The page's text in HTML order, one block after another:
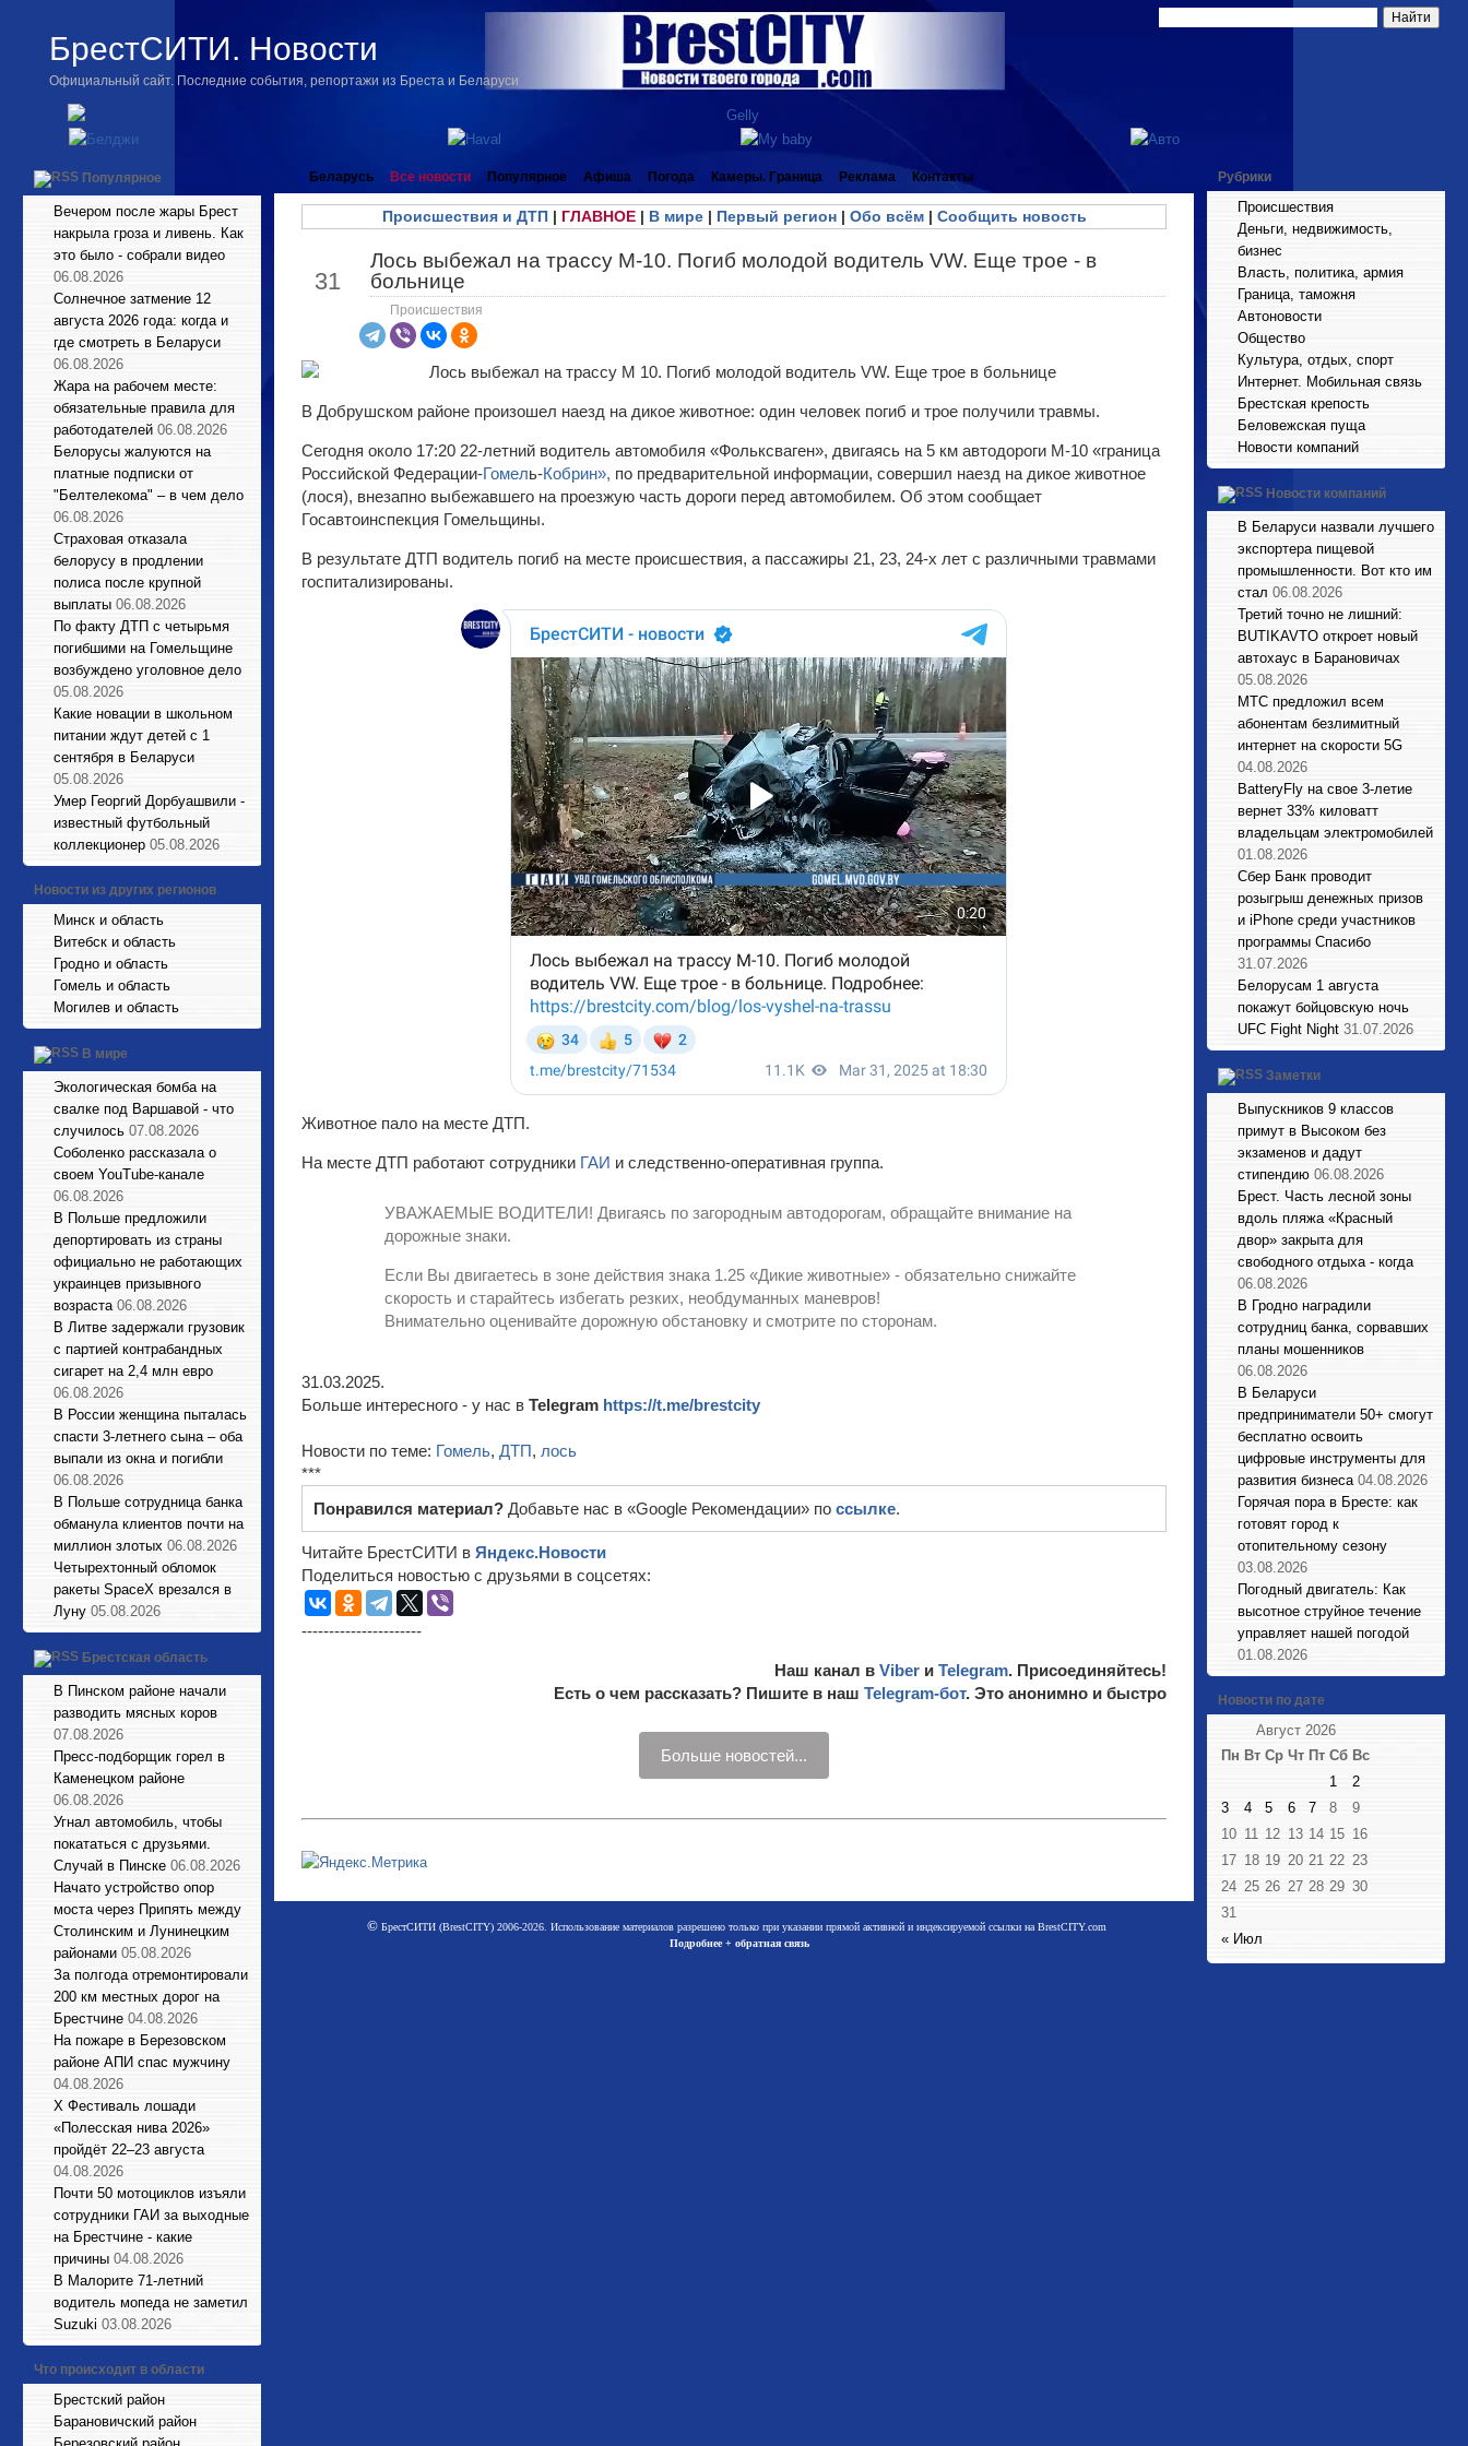
БрестСИТИ. Новости
Официальный сайт. Последние события, репортажи из Бреста и Беларуси
Популярное
Вечером после жары Брест
накрыла гроза и ливень. Как
это было - собрали видео
06.08.2026
Солнечное затмение 12
августа 2026 года: когда и
где смотреть в Беларуси
06.08.2026
Жара на рабочем месте:
обязательные правила для
работодателей 06.08.2026
Белорусы жалуются на
платные подписки от
"Белтелекома" – в чем дело
06.08.2026
Страховая отказала
белорусу в продлении
полиса после крупной
выплаты 06.08.2026
По факту ДТП с четырьмя
погибшими на Гомельщине
возбуждено уголовное дело
05.08.2026
Какие новации в школьном
питании ждут детей с 1
сентября в Беларуси
05.08.2026
Умер Георгий Дорбуашвили -
известный футбольный
коллекционер 05.08.2026
Новости из других регионов
Минск и область
Витебск и область
Гродно и область
Гомель и область
Могилев и область
В мире
Экологическая бомба на
свалке под Варшавой - что
случилось 07.08.2026
Соболенко рассказала о
своем YouTube-канале
06.08.2026
В Польше предложили
депортировать из страны
официально не работающих
украинцев призывного
возраста 06.08.2026
В Литве задержали грузовик
с партией контрабандных
сигарет на 2,4 млн евро
06.08.2026
В России женщина пыталась
спасти 3-летнего сына – оба
выпали из окна и погибли
06.08.2026
В Польше сотрудница банка
обманула клиентов почти на
миллион злотых 06.08.2026
Четырехтонный обломок
ракеты SpaceX врезался в
Луну 05.08.2026
Брестская область
В Пинском районе начали
разводить мясных коров
07.08.2026
Пресс-подборщик горел в
Каменецком районе
06.08.2026
Угнал автомобиль, чтобы
покататься с друзьями.
Случай в Пинске 06.08.2026
Начато устройство опор
моста через Припять между
Столинским и Лунинецким
районами 05.08.2026
За полгода отремонтировали
200 км местных дорог на
Брестчине 04.08.2026
На пожаре в Березовском
районе АПИ спас мужчину
04.08.2026
X Фестиваль лошади
«Полесская нива 2026»
пройдёт 22–23 августа
04.08.2026
Почти 50 мотоциклов изъяли
сотрудники ГАИ за выходные
на Брестчине - какие
причины 04.08.2026
В Малорите 71-летний
водитель мопеда не заметил
Suzuki 03.08.2026
Что происходит в области
Брестский район
Барановичский район
Беларусь Все новости Популярное Афиша Погода Камеры. Граница Реклама Контакты
Происшествия и ДТП| ГЛАВНОЕ| В мире| Первый регион| Обо всём| Сообщить новость
31
Лось выбежал на трассу М-10. Погиб молодой водитель VW. Еще трое - в
больнице
Происшествия
В Добрушском районе произошел наезд на дикое животное: один человек погиб и трое получили травмы.
Сегодня около 17:20 22-летний водитель автомобиля «Фольксваген», двигаясь на 5 км автодороги М-10 «граница
Российской Федерации-Гомель-Кобрин», по предварительной информации, совершил наезд на дикое животное
(лося), внезапно выбежавшего на проезжую часть дороги перед автомобилем. Об этом сообщает
Госавтоинспекция Гомельщины.
В результате ДТП водитель погиб на месте происшествия, а пассажиры 21, 23, 24-х лет с различными травмами
госпитализированы.
Животное пало на месте ДТП.
На месте ДТП работают сотрудники ГАИ и следственно-оперативная группа.
УВАЖАЕМЫЕ ВОДИТЕЛИ! Двигаясь по загородным автодорогам, обращайте внимание на
дорожные знаки.
Если Вы двигаетесь в зоне действия знака 1.25 «Дикие животные» - обязательно снижайте
скорость и старайтесь избегать резких, необдуманных маневров!
Внимательно оценивайте дорожную обстановку и смотрите по сторонам.
31.03.2025.
Больше интересного - у нас в Telegram https://t.me/brestcity
Новости по теме: Гомель, ДТП, лось
***
Понравился материал? Добавьте нас в «Google Рекомендации» по ссылке.
Читайте БрестСИТИ в Яндекс.Новости
Поделиться новостью с друзьями в соцсетях:
----------------------
Наш канал в Viber и Telegram. Присоединяйтесь!
Есть о чем рассказать? Пишите в наш Telegram-бот. Это анонимно и быстро
Больше новостей...
©БрестСИТИ (BrestCITY) 2006-2026. Использование материалов разрешено только при указании прямой активной и индексируемой ссылки на BrestCITY.com
Подробнее + обратная связь
Рубрики
Происшествия
Деньги, недвижимость,
бизнес
Власть, политика, армия
Граница, таможня
Автоновости
Общество
Культура, отдых, спорт
Интернет. Мобильная связь
Брестская крепость
Беловежская пуща
Новости компаний
Новости компаний
В Беларуси назвали лучшего
экспортера пищевой
промышленности. Вот кто им
стал 06.08.2026
Третий точно не лишний:
BUTIKAVTO откроет новый
автохаус в Барановичах
05.08.2026
МТС предложил всем
абонентам безлимитный
интернет на скорости 5G
04.08.2026
BatteryFly на свое 3-летие
вернет 33% киловатт
владельцам электромобилей
01.08.2026
Сбер Банк проводит
розыгрыш денежных призов
и iPhone среди участников
программы Спасибо
31.07.2026
Белорусам 1 августа
покажут бойцовскую ночь
UFC Fight Night 31.07.2026
Заметки
Выпускников 9 классов
примут в Высоком без
экзаменов и дадут
стипендию 06.08.2026
Брест. Часть лесной зоны
вдоль пляжа «Красный
двор» закрыта для
свободного отдыха - когда
06.08.2026
В Гродно наградили
сотрудниц банка, сорвавших
планы мошенников
06.08.2026
В Беларуси
предприниматели 50+ смогут
бесплатно освоить
цифровые инструменты для
развития бизнеса 04.08.2026
Горячая пора в Бресте: как
готовят город к
отопительному сезону
03.08.2026
Погодный двигатель: Как
высотное струйное течение
управляет нашей погодой
01.08.2026
Новости по дате
Август 2026
Пн Вт Ср Чт Пт Сб Вс
« Июл
1
2
3
4 5 6 7 8
9
10 11 12 13 14 15 16
17 18 19 20 21 22 23
24 25 26 27 28 29 30
31